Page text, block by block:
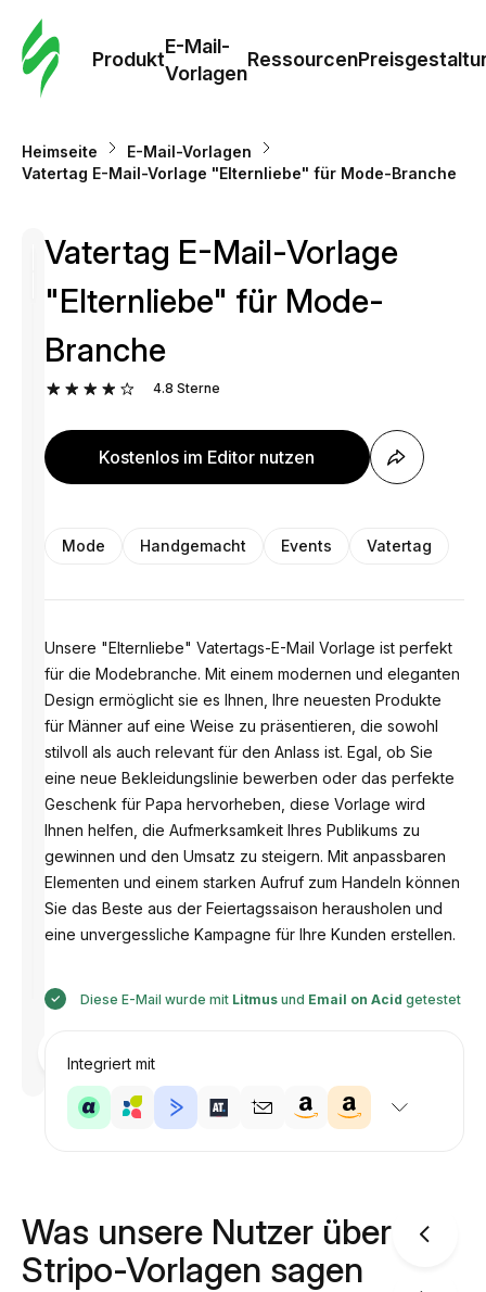
Produkt
E-Mail-
Vorlagen
Ressourcen
Heimseite
E-Mail-Vorlagen
Vatertag E-Mail-Vorlage "Elternliebe" für Mode-Branche
Anastasiia
Vatertag E-Mail-Vorlage
"Elternliebe" für Mode-
Branche
4.8 Sterne
Kostenlos im Editor nutzen
Mode Handgemacht Events Vatertag
Unsere "Elternliebe" Vatertags-E-Mail Vorlage ist perfekt
für die Modebranche. Mit einem modernen und eleganten
Design ermöglicht sie es Ihnen, Ihre neuesten Produkte
für Männer auf eine Weise zu präsentieren, die sowohl
stilvoll als auch relevant für den Anlass ist. Egal, ob Sie
eine neue Bekleidungslinie bewerben oder das perfekte
Geschenk für Papa hervorheben, diese Vorlage wird
Ihnen helfen, die Aufmerksamkeit Ihres Publikums zu
gewinnen und den Umsatz zu steigern. Mit anpassbaren
Elementen und einem starken Aufruf zum Handeln können
Sie das Beste aus der Feiertagssaison herausholen und
eine unvergessliche Kampagne für Ihre Kunden erstellen.
Diese E-Mail wurde mit Litmusund Email on Acid getestet
Integriert mit
Was unsere Nutzer über
Stripo-Vorlagen sagen